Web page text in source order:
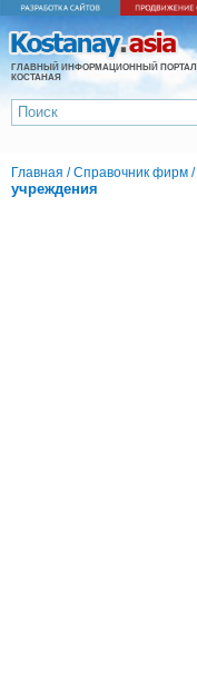
ГЛАВНЫЙ ИНФОРМАЦИОННЫЙ ПОРТАЛ
КОСТАНАЯ
Главная /Справочник фирм /
учреждения